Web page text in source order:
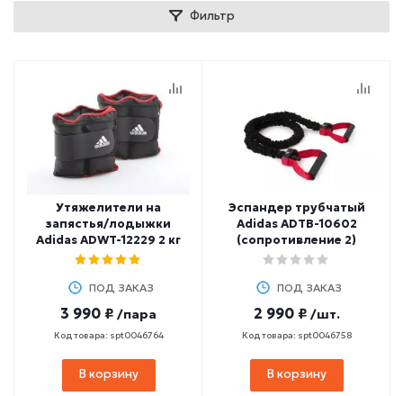
Фильтр
Утяжелители на
запястья/лодыжки
Adidas ADWT-12229 2 кг
ПОД ЗАКАЗ
3 990 ₽ /пара
Код товара: spt0046764
В корзину
Эспандер трубчатый
Adidas ADTB-10602
(сопротивление 2)
ПОД ЗАКАЗ
2 990 ₽ /шт.
Код товара: spt0046758
В корзину